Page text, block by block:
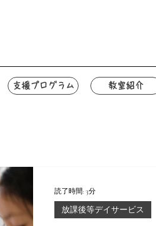
支援プログラム 教室紹介
放課後等デイサービス
読了時間: 3分